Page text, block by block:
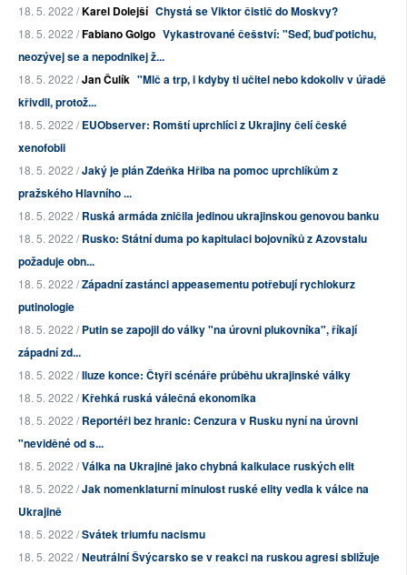
18. 5. 2022 /Karel Dolejší Chystá se Viktor čistič do Moskvy?
18. 5. 2022 /Fabiano Golgo Vykastrované češství: "Seď, buď potichu,
neozývej se a nepodnikej ž...
18. 5. 2022 /Jan Čulík "Mlč a trp, i kdyby ti učitel nebo kdokoliv v úřadě
křivdil, protož...
18. 5. 2022 /EUObserver: Romští uprchlíci z Ukrajiny čelí české
xenofobii
18. 5. 2022 /Jaký je plán Zdeňka Hřiba na pomoc uprchlíkům z
pražského Hlavního ...
18. 5. 2022 /Ruská armáda zničila jedinou ukrajinskou genovou banku
18. 5. 2022 /Rusko: Státní duma po kapitulaci bojovníků z Azovstalu
požaduje obn...
18. 5. 2022 /Západní zastánci appeasementu potřebují rychlokurz
putinologie
18. 5. 2022 /Putin se zapojil do války "na úrovni plukovníka", říkají
západní zd...
18. 5. 2022 /Iluze konce: Čtyři scénáře průběhu ukrajinské války
18. 5. 2022 /Křehká ruská válečná ekonomika
18. 5. 2022 /Reportéři bez hranic: Cenzura v Rusku nyní na úrovni
"neviděné od s...
18. 5. 2022 /Válka na Ukrajině jako chybná kalkulace ruských elit
18. 5. 2022 /Jak nomenklaturní minulost ruské elity vedla k válce na
Ukrajině
18. 5. 2022 /Svátek triumfu nacismu
18. 5. 2022 /Neutrální Švýcarsko se v reakci na ruskou agresi sbližuje